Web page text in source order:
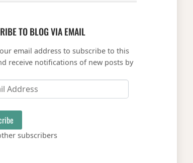
TO BLOG VIA EMAIL
email address to subscribe to this
receive notifications of new posts by
subscribers